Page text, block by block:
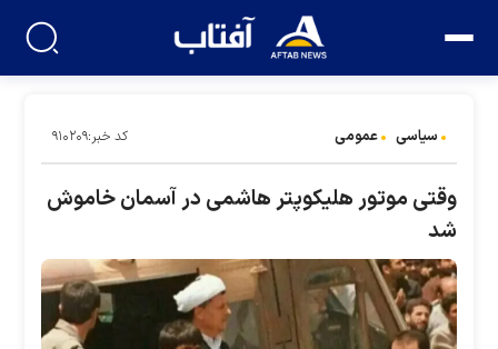
سیاسی عمومی کد خبر:۹۱۰۲۰۹
وقتی موتور هلیکوپتر هاشمی در آسمان خاموش
شد